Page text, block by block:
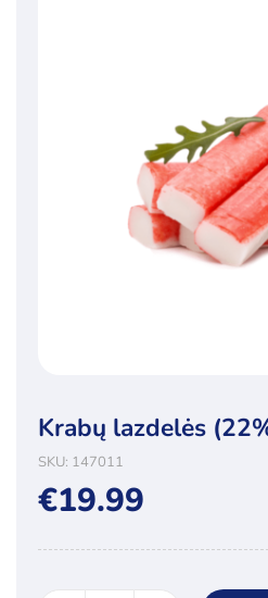
Krabų lazdelės
SKU: 147011
€19.99